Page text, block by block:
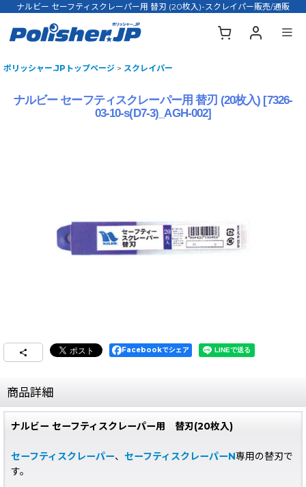
ナルビー セーフティスクレーパー用 替刃 (20枚入)-スクレイパー販売/通販
ポリッシャー.JPトップページ > スクレイパー
ナルビー セーフティスクレーパー用 替刃 (20枚入) [7326-
03-10-s(D7-3)_AGH-002]
Facebookでシェア
商品詳細
ナルビー セーフティスクレーパー用 替刃(20枚入)
セーフティスクレーパー、 セーフティスクレーパーN専用の替刃で
す。